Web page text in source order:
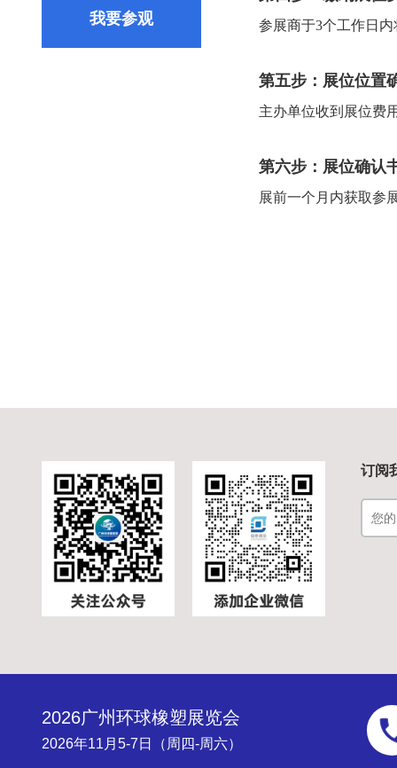
我要参观 参展商于3个工作日
第五步：展位位置
主办单位收到展位
第六步：展位确认
展前一个月内获取参
订阅
2026广州环球橡塑展览会
2026年11月5-7日（周四-周六）